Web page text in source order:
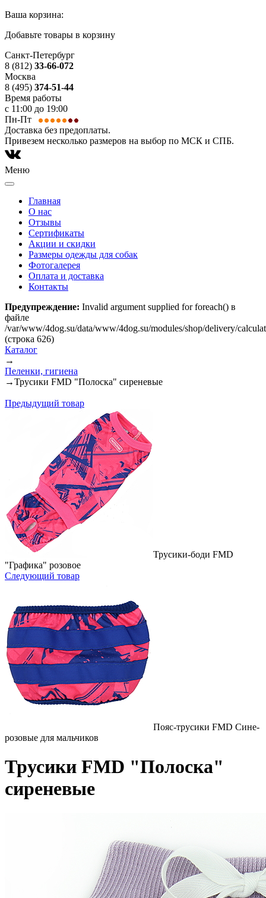
Ваша корзина:
Добавьте товары в корзину
Санкт-Петербург
8 (812) 33-66-072
Москва
8 (495) 374-51-44
Время работы
с 11:00 до 19:00
Пн-Пт
Доставка без предоплаты.
Привезем несколько размеров на выбор по МСК и СПБ.
Меню
Главная
О нас
Отзывы
Сертификаты
Акции и скидки
Размеры одежды для собак
Фотогалерея
Оплата и доставка
Контакты
Предупреждение: Invalid argument supplied for foreach() в
файле
/var/www/4dog.su/data/www/4dog.su/modules/shop/delivery/
(строка 626)
Каталог
→
Пеленки, гигиена
→Трусики FMD "Полоска" сиреневые
Предыдущий товар
Трусики-боди FMD
"Графика" розовое
Следующий товар
Пояс-трусики FMD Сине-
розовые для мальчиков
Трусики FMD "Полоска"
сиреневые